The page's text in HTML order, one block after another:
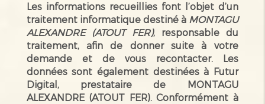
Les informations recueillies font l’objet d’un
traitement informatique destiné àMONTAGU
ALEXANDRE (ATOUT FER), responsable du
traitement, afin de donner suite à votre
demande et de vous recontacter. Les
données sont également destinées à Futur
Digital, prestataire de MONTAGU
ALEXANDRE (ATOUT FER). Conformément à